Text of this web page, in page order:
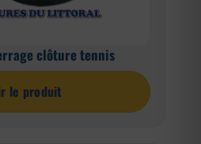
clôture tennis
le produit